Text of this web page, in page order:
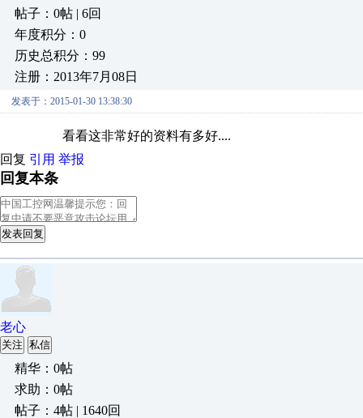
帖子：0帖 | 6回
年度积分：0
历史总积分：99
注册：2013年7月08日
发表于：2015-01-30 13:38:30
看看这非常好的资料有多好....
回复 引用 举报
回复本条
发表回复
老心
关注 私信
精华：0帖
求助：0帖
帖子：4帖 | 1640回